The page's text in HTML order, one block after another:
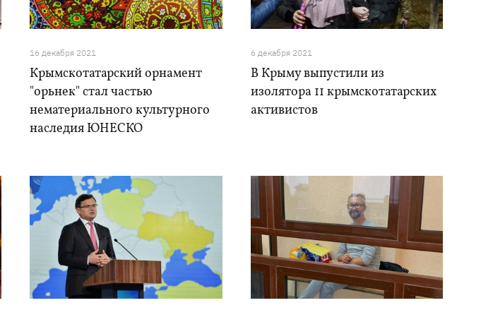
16 декабря 2021
Крымскотатарский орнамент
"орьнек" стал частью
нематериального культурного
наследия ЮНЕСКО
6 декабря 2021
В Крыму выпустили из
изолятора 11 крымскотатарских
активистов